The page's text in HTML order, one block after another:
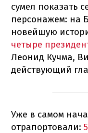
сумел показать
персонажем: на
новейшую
четыре
Леонид Кучма,
действующий
Уже в самом
отрапортовали: